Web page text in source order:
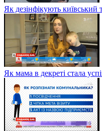
Як дезінфікують київський
Як мама в декреті стала